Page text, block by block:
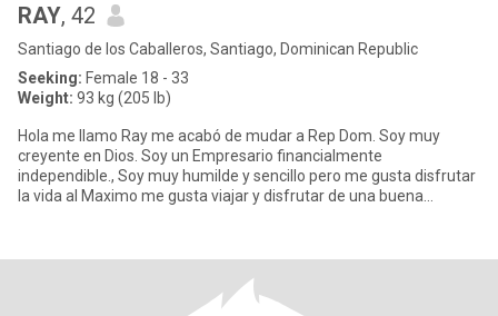
RAY, 42
Santiago de los Caballeros, Santiago, Dominican Republic
Seeking: Female 18 - 33
Weight: 93 kg (205 lb)
Hola me llamo Ray me acabó de mudar a Rep Dom. Soy muy
creyente en Dios. Soy un Empresario financialmente
independible., Soy muy humilde y sencillo pero me gusta disfrutar
la vida al Maximo me gusta viajar y disfrutar de una buena